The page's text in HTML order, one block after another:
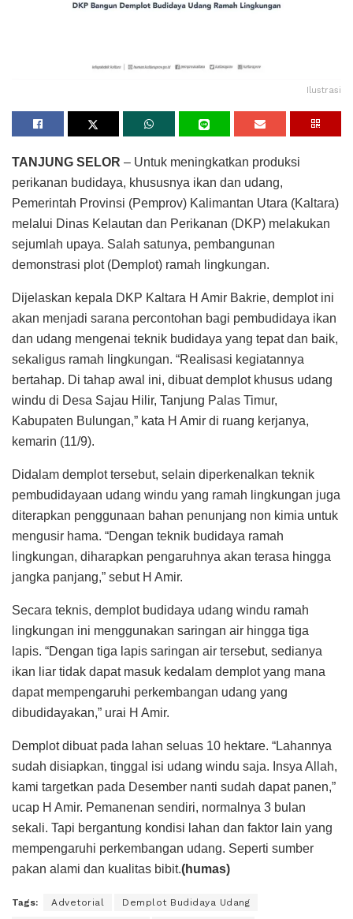
Ilustrasi
TANJUNG SELOR – Untuk meningkatkan produksi
perikanan budidaya, khususnya ikan dan udang,
Pemerintah Provinsi (Pemprov) Kalimantan Utara (Kaltara)
melalui Dinas Kelautan dan Perikanan (DKP) melakukan
sejumlah upaya. Salah satunya, pembangunan
demonstrasi plot (Demplot) ramah lingkungan.
Dijelaskan kepala DKP Kaltara H Amir Bakrie, demplot ini
akan menjadi sarana percontohan bagi pembudidaya ikan
dan udang mengenai teknik budidaya yang tepat dan baik,
sekaligus ramah lingkungan. “Realisasi kegiatannya
bertahap. Di tahap awal ini, dibuat demplot khusus udang
windu di Desa Sajau Hilir, Tanjung Palas Timur,
Kabupaten Bulungan,” kata H Amir di ruang kerjanya,
kemarin (11/9).
Didalam demplot tersebut, selain diperkenalkan teknik
pembudidayaan udang windu yang ramah lingkungan juga
diterapkan penggunaan bahan penunjang non kimia untuk
mengusir hama. “Dengan teknik budidaya ramah
lingkungan, diharapkan pengaruhnya akan terasa hingga
jangka panjang,” sebut H Amir.
Secara teknis, demplot budidaya udang windu ramah
lingkungan ini menggunakan saringan air hingga tiga
lapis. “Dengan tiga lapis saringan air tersebut, sedianya
ikan liar tidak dapat masuk kedalam demplot yang mana
dapat mempengaruhi perkembangan udang yang
dibudidayakan,” urai H Amir.
Demplot dibuat pada lahan seluas 10 hektare. “Lahannya
sudah disiapkan, tinggal isi udang windu saja. Insya Allah,
kami targetkan pada Desember nanti sudah dapat panen,”
ucap H Amir. Pemanenan sendiri, normalnya 3 bulan
sekali. Tapi bergantung kondisi lahan dan faktor lain yang
mempengaruhi perkembangan udang. Seperti sumber
pakan alami dan kualitas bibit.(humas)
Tags: Advetorial Demplot Budidaya Udang